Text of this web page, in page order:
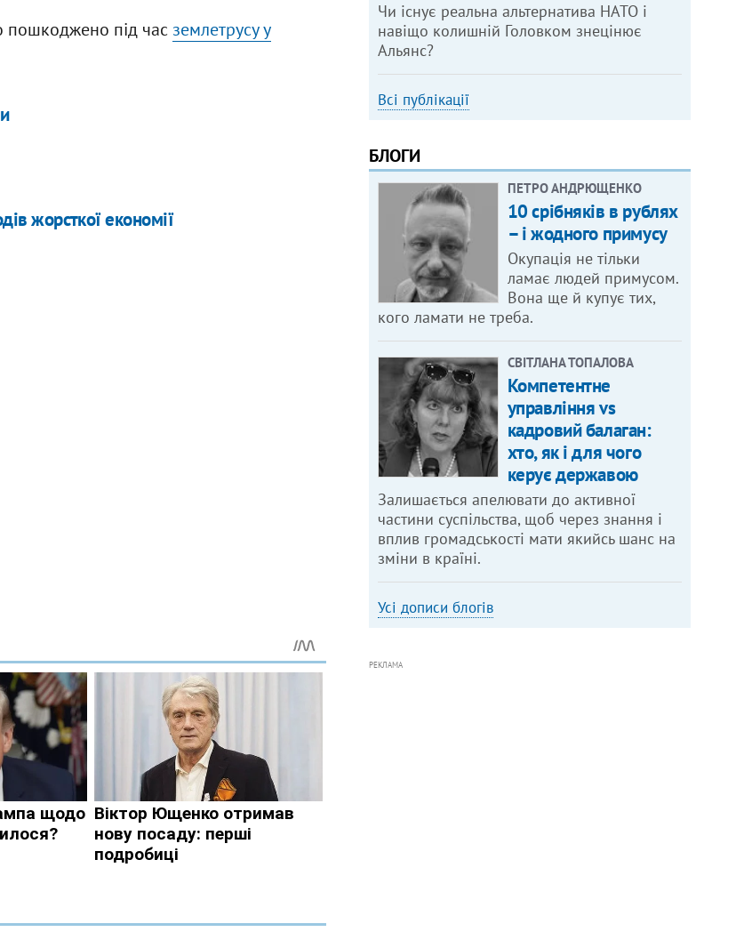
пошкоджено під час землетрусу у
жорсткої економії
Чи існує реальна альтернатива НАТО і
навіщо колишній Головком знецінює
Альянс?
Всі публікації
БЛОГИ
ПЕТРО АНДРЮЩЕНКО
10 срібняків в рублях
– і жодного примусу
Окупація не тільки
ламає людей примусом.
Вона ще й купує тих,
кого ламати не треба.
СВІТЛАНА ТОПАЛОВА
Компетентне
управління vs
кадровий балаган:
хто, як і для чого
керує державою
Залишається апелювати до активної
частини суспільства, щоб через знання і
вплив громадськості мати якийсь шанс на
зміни в країні.
Усі дописи блогів
РЕКЛАМА